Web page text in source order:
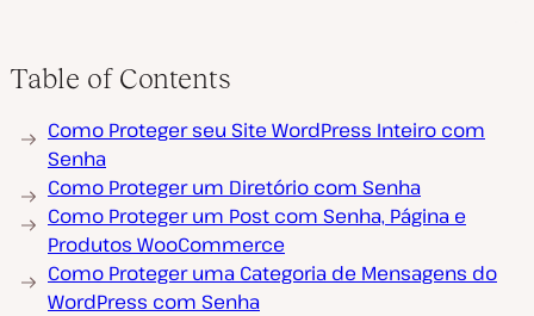
Table of Contents
Como Proteger seu Site WordPress Inteiro com
Senha
Como Proteger um Diretório com Senha
Como Proteger um Post com Senha, Página e
Produtos WooCommerce
Como Proteger uma Categoria de Mensagens do
WordPress com Senha